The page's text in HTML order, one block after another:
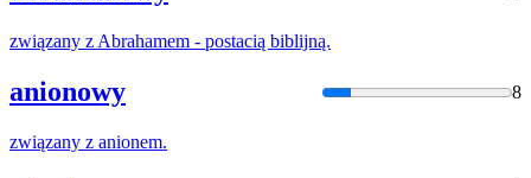
związany z Abrahamem - postacią biblijną.
anionowy 8
związany z anionem.